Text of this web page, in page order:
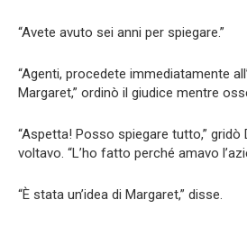
“Avete avuto sei anni per spiegare.”
“Agenti, procedete immediatamente
Margaret,” ordinò il giudice mentre
“Aspetta! Posso spiegare tutto,” gridò
voltavo. “L’ho fatto perché amavo
“È stata un’idea di Margaret,” disse.